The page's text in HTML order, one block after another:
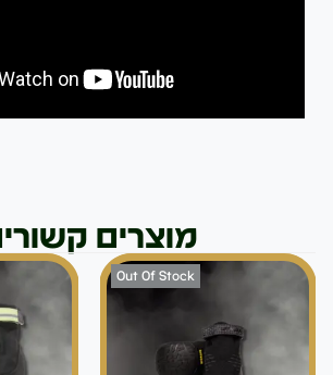
מוצרים
Out Of Stock